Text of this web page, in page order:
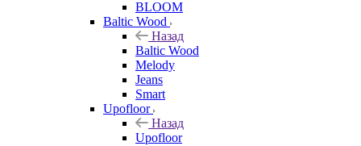
BLOOM
Baltic Wood
Назад
Baltic Wood
Melody
Jeans
Smart
Upofloor
Назад
Upofloor